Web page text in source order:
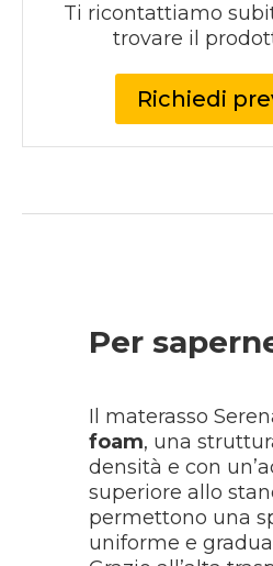
Ti ricontattiamo
trovare il
Richiedi
Per
Il materasso
foam, una
densità e con
superiore allo
permettono una
uniforme e